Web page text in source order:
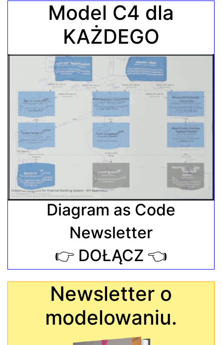
Model C4 dla
KAŻDEGO
Diagram as Code
Newsletter
👉 DOŁĄCZ 👈
Newsletter o
modelowaniu.